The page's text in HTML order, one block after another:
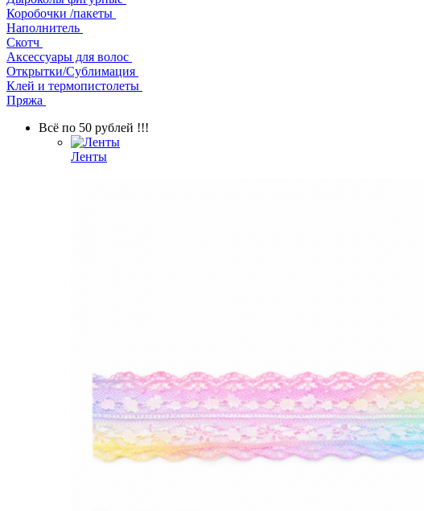
Коробочки /пакеты
Наполнитель
Скотч
Аксессуары для волос
Открытки/Сублимация
Клей и термопистолеты
Пряжа
Всё по 50 рублей !!!
Ленты